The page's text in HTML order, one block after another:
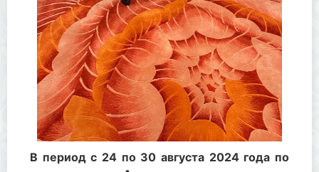
В период с 24 по 30 августа 2024 года по